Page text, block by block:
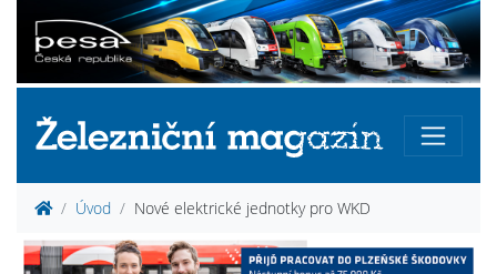
Úvod Nové elektrické jednotky pro WKD